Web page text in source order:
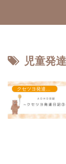
児童発
クセツヨ発達日記